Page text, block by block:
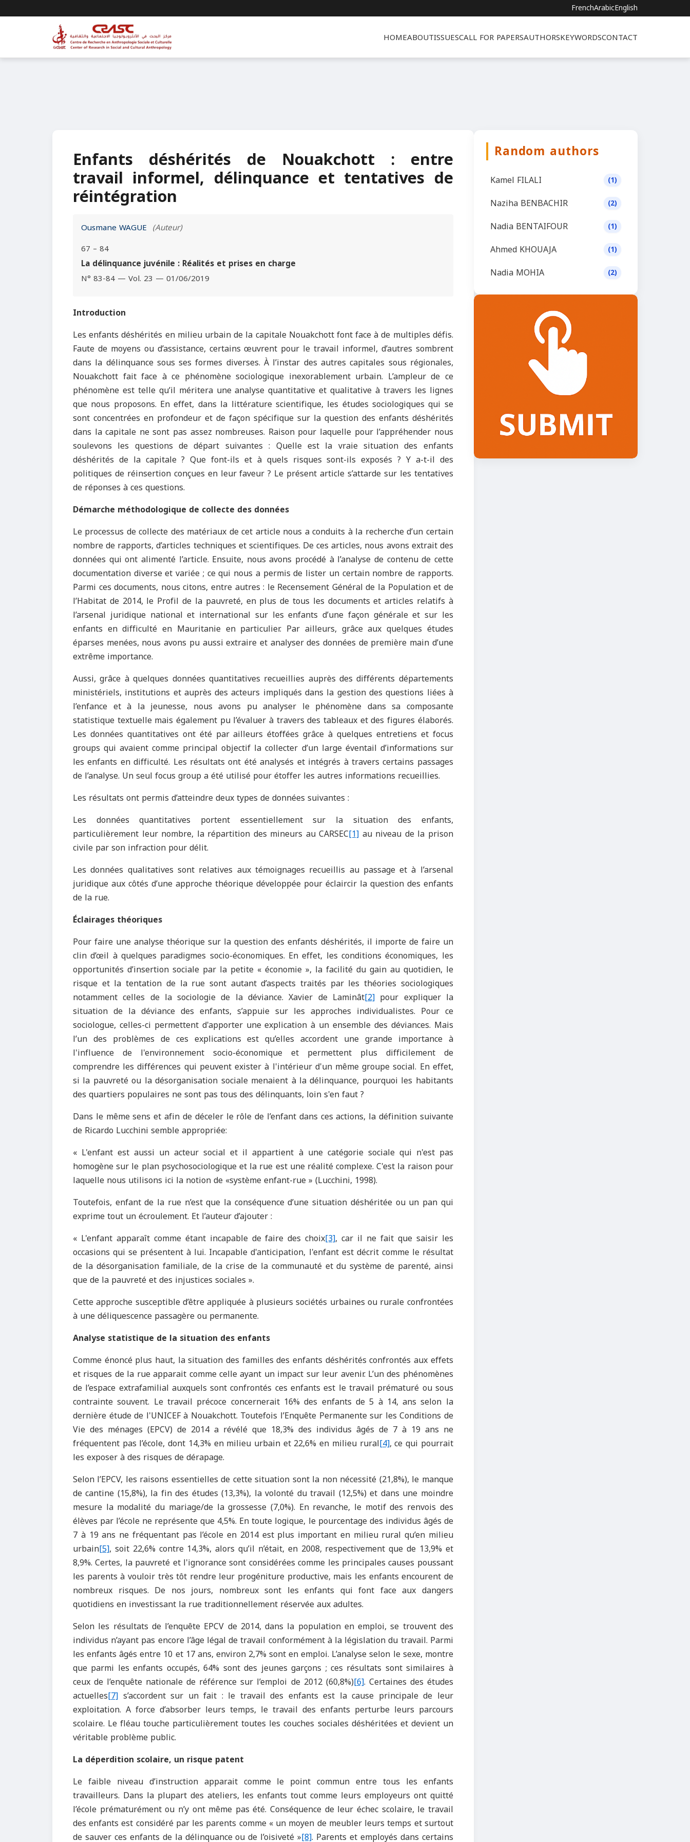
FrenchArabicEnglish
HOMEABOUTISSUESCALL FOR PAPERSAUTHORSKEYWORDSCONTACT
Enfants déshérités de Nouakchott : entre
travail informel, délinquance et tentatives de
réintégration
Ousmane WAGUE (Auteur)
67 – 84
La délinquance juvénile : Réalités et prises en charge
N° 83-84 — Vol. 23 — 01/06/2019
Introduction
Les enfants déshérités en milieu urbain de la capitale Nouakchott font face à de multiples défis.
Faute de moyens ou d’assistance, certains œuvrent pour le travail informel, d’autres sombrent
dans la délinquance sous ses formes diverses. À l’instar des autres capitales sous régionales,
Nouakchott fait face à ce phénomène sociologique inexorablement urbain. L’ampleur de ce
phénomène est telle qu’il méritera une analyse quantitative et qualitative à travers les lignes
que nous proposons. En effet, dans la littérature scientifique, les études sociologiques qui se
sont concentrées en profondeur et de façon spécifique sur la question des enfants déshérités
dans la capitale ne sont pas assez nombreuses. Raison pour laquelle pour l’appréhender nous
soulevons les questions de départ suivantes : Quelle est la vraie situation des enfants
déshérités de la capitale ? Que font-ils et à quels risques sont-ils exposés ? Y a-t-il des
politiques de réinsertion conçues en leur faveur ? Le présent article s’attarde sur les tentatives
de réponses à ces questions.
Démarche méthodologique de collecte des données
Le processus de collecte des matériaux de cet article nous a conduits à la recherche d’un certain
nombre de rapports, d’articles techniques et scientifiques. De ces articles, nous avons extrait des
données qui ont alimenté l’article. Ensuite, nous avons procédé à l’analyse de contenu de cette
documentation diverse et variée ; ce qui nous a permis de lister un certain nombre de rapports.
Parmi ces documents, nous citons, entre autres : le Recensement Général de la Population et de
l’Habitat de 2014, le Profil de la pauvreté, en plus de tous les documents et articles relatifs à
l’arsenal juridique national et international sur les enfants d’une façon générale et sur les
enfants en difficulté en Mauritanie en particulier. Par ailleurs, grâce aux quelques études
éparses menées, nous avons pu aussi extraire et analyser des données de première main d’une
extrême importance.
Aussi, grâce à quelques données quantitatives recueillies auprès des différents départements
ministériels, institutions et auprès des acteurs impliqués dans la gestion des questions liées à
l’enfance et à la jeunesse, nous avons pu analyser le phénomène dans sa composante
statistique textuelle mais également pu l’évaluer à travers des tableaux et des figures élaborés.
Les données quantitatives ont été par ailleurs étoffées grâce à quelques entretiens et focus
groups qui avaient comme principal objectif la collecter d’un large éventail d’informations sur
les enfants en difficulté. Les résultats ont été analysés et intégrés à travers certains passages
de l’analyse. Un seul focus group a été utilisé pour étoffer les autres informations recueillies.
Les résultats ont permis d’atteindre deux types de données suivantes :
Les données quantitatives portent essentiellement sur la situation des enfants,
particulièrement leur nombre, la répartition des mineurs au CARSEC[1] au niveau de la prison
civile par son infraction pour délit.
Les données qualitatives sont relatives aux témoignages recueillis au passage et à l’arsenal
juridique aux côtés d’une approche théorique développée pour éclaircir la question des enfants
de la rue.
Éclairages théoriques
Pour faire une analyse théorique sur la question des enfants déshérités, il importe de faire un
clin d’œil à quelques paradigmes socio-économiques. En effet, les conditions économiques, les
opportunités d’insertion sociale par la petite « économie », la facilité du gain au quotidien, le
risque et la tentation de la rue sont autant d’aspects traités par les théories sociologiques
notamment celles de la sociologie de la déviance. Xavier de Laminât[2]pour expliquer la
situation de la déviance des enfants, s’appuie sur les approches individualistes. Pour ce
sociologue, celles-ci permettent d'apporter une explication à un ensemble des déviances. Mais
l’un des problèmes de ces explications est qu’elles accordent une grande importance à
l'influence de l'environnement socio-économique et permettent plus difficilement de
comprendre les différences qui peuvent exister à l'intérieur d'un même groupe social. En effet,
si la pauvreté ou la désorganisation sociale menaient à la délinquance, pourquoi les habitants
des quartiers populaires ne sont pas tous des délinquants, loin s'en faut ?
Dans le même sens et afin de déceler le rôle de l’enfant dans ces actions, la définition suivante
de Ricardo Lucchini semble appropriée:
« L'enfant est aussi un acteur social et il appartient à une catégorie sociale qui n'est pas
homogène sur le plan psychosociologique et la rue est une réalité complexe. C'est la raison pour
laquelle nous utilisons ici la notion de «système enfant-rue » (Lucchini, 1998).
Toutefois, enfant de la rue n’est que la conséquence d’une situation déshéritée ou un pan qui
exprime tout un écroulement. Et l’auteur d’ajouter :
« L'enfant apparaît comme étant incapable de faire des choix[3], car il ne fait que saisir les
occasions qui se présentent à lui. Incapable d'anticipation, l'enfant est décrit comme le résultat
de la désorganisation familiale, de la crise de la communauté et du système de parenté, ainsi
que de la pauvreté et des injustices sociales ».
Cette approche susceptible d’être appliquée à plusieurs sociétés urbaines ou rurale confrontées
à une déliquescence passagère ou permanente.
Analyse statistique de la situation des enfants
Comme énoncé plus haut, la situation des familles des enfants déshérités confrontés aux effets
et risques de la rue apparait comme celle ayant un impact sur leur avenir. L’un des phénomènes
de l’espace extrafamilial auxquels sont confrontés ces enfants est le travail prématuré ou sous
contrainte souvent. Le travail précoce concernerait 16% des enfants de 5 à 14, ans selon la
dernière étude de l'UNICEF à Nouakchott. Toutefois l’Enquête Permanente sur les Conditions de
Vie des ménages (EPCV) de 2014 a révélé que 18,3% des individus âgés de 7 à 19 ans ne
fréquentent pas l’école, dont 14,3% en milieu urbain et 22,6% en milieu rural[4], ce qui pourrait
les exposer à des risques de dérapage.
Selon l’EPCV, les raisons essentielles de cette situation sont la non nécessité (21,8%), le manque
de cantine (15,8%), la fin des études (13,3%), la volonté du travail (12,5%) et dans une moindre
mesure la modalité du mariage/de la grossesse (7,0%). En revanche, le motif des renvois des
élèves par l’école ne représente que 4,5%. En toute logique, le pourcentage des individus âgés de
7 à 19 ans ne fréquentant pas l’école en 2014 est plus important en milieu rural qu’en milieu
urbain[5], soit 22,6% contre 14,3%, alors qu’il n’était, en 2008, respectivement que de 13,9% et
8,9%. Certes, la pauvreté et l'ignorance sont considérées comme les principales causes poussant
les parents à vouloir très tôt rendre leur progéniture productive, mais les enfants encourent de
nombreux risques. De nos jours, nombreux sont les enfants qui font face aux dangers
quotidiens en investissant la rue traditionnellement réservée aux adultes.
Selon les résultats de l’enquête EPCV de 2014, dans la population en emploi, se trouvent des
individus n’ayant pas encore l’âge légal de travail conformément à la législation du travail. Parmi
les enfants âgés entre 10 et 17 ans, environ 2,7% sont en emploi. L’analyse selon le sexe, montre
que parmi les enfants occupés, 64% sont des jeunes garçons ; ces résultats sont similaires à
ceux de l’enquête nationale de référence sur l’emploi de 2012 (60,8%)[6]. Certaines des études
actuelles[7] s’accordent sur un fait : le travail des enfants est la cause principale de leur
exploitation. A force d’absorber leurs temps, le travail des enfants perturbe leurs parcours
scolaire. Le fléau touche particulièrement toutes les couches sociales déshéritées et devient un
véritable problème public.
La déperdition scolaire, un risque patent
Le faible niveau d’instruction apparait comme le point commun entre tous les enfants
travailleurs. Dans la plupart des ateliers, les enfants tout comme leurs employeurs ont quitté
l’école prématurément ou n’y ont même pas été. Conséquence de leur échec scolaire, le travail
des enfants est considéré par les parents comme « un moyen de meubler leurs temps et surtout
de sauver ces enfants de la délinquance ou de l’oisiveté »[8]. Parents et employés dans certains
Random authors
Kamel FILALI (1)
Naziha BENBACHIR (2)
Nadia BENTAIFOUR (1)
Ahmed KHOUAJA (1)
Nadia MOHIA (2)